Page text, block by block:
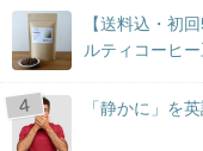
【送料込・初
ルティコーヒ
「静かに」を